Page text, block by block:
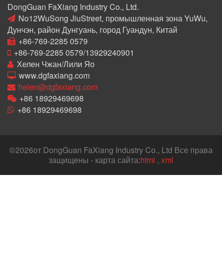
DongGuan FaXiang Industry Co., Ltd.
No12WuSong JiuStreet, промышленная зона YuWu,
Дунчэн, район Дунгуань, город Гуандун, Китай
+86-769-2285 0579
+86-769-2285 0579/13929240901
Хелен Чжан/Лили Яо
www.dgfaxiang.com
helen@dgfaxiang.com
+86 18929469698
+86 18929469698
©2026от DongGuan FaXiang Industry Co., Ltd Все права
защищены - карта сайта:html , xml